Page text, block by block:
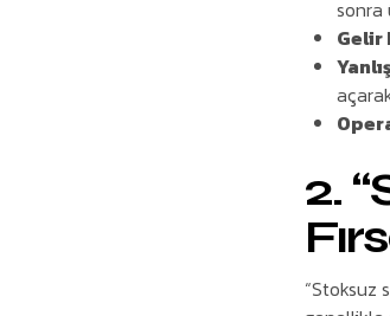
sonra
Gelir
2.
“Stoksuz